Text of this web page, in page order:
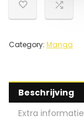
Category: Manga
Beschrijving
Extra informatie